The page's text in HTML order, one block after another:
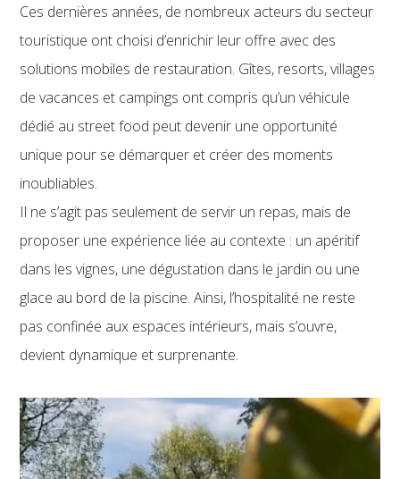
Ces dernières années, de nombreux acteurs du secteur
touristique ont choisi d’enrichir leur offre avec des
solutions mobiles de restauration. Gîtes, resorts, villages
de vacances et campings ont compris qu’un véhicule
dédié au street food peut devenir une opportunité
unique pour se démarquer et créer des moments
inoubliables.
Il ne s’agit pas seulement de servir un repas, mais de
proposer une expérience liée au contexte : un apéritif
dans les vignes, une dégustation dans le jardin ou une
glace au bord de la piscine. Ainsi, l’hospitalité ne reste
pas confinée aux espaces intérieurs, mais s’ouvre,
devient dynamique et surprenante.